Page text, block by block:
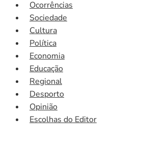
Ocorrências
Sociedade
Cultura
Política
Economia
Educação
Regional
Desporto
Opinião
Escolhas do Editor